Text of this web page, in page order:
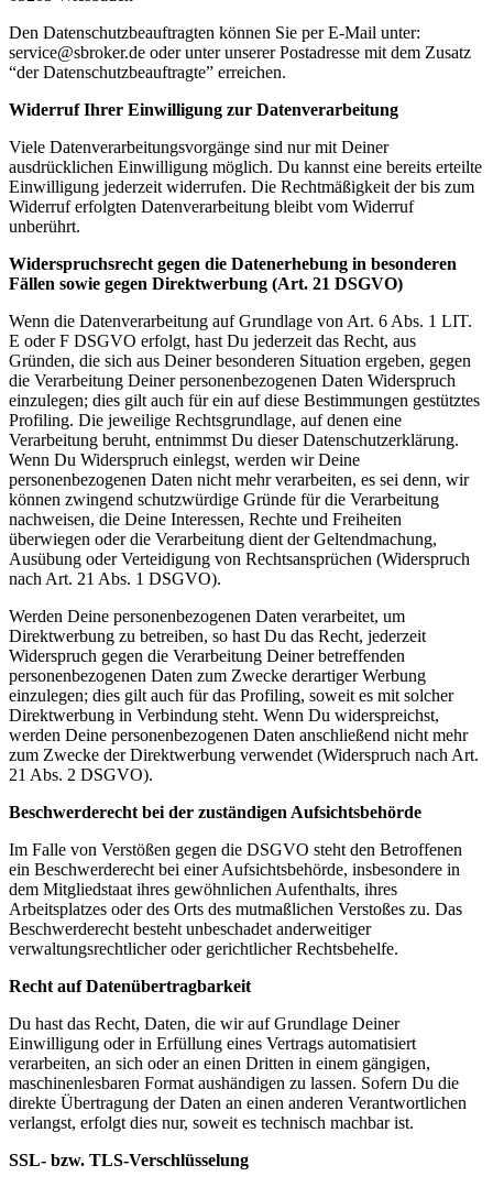
Den Datenschutzbeauftragten können Sie per E‑Mail unter:
service@sbroker.de oder unter unserer Postadresse mit dem Zusatz
“der Datenschutzbeauftragte” erreichen.
Widerruf Ihrer Einwilligung zur Datenverarbeitung
Viele Datenverarbeitungsvorgänge sind nur mit Deiner
ausdrücklichen Einwilligung möglich. Du kannst eine bereits erteilte
Einwilligung jederzeit widerrufen. Die Rechtmäßigkeit der bis zum
Widerruf erfolgten Datenverarbeitung bleibt vom Widerruf
unberührt.
Widerspruchsrecht gegen die Datenerhebung in besonderen
Fällen sowie gegen Direktwerbung (Art. 21 DSGVO)
Wenn die Datenverarbeitung auf Grundlage von Art. 6 Abs. 1 LIT.
E oder F DSGVO erfolgt, hast Du jederzeit das Recht, aus
Gründen, die sich aus Deiner besonderen Situation ergeben, gegen
die Verarbeitung Deiner personenbezogenen Daten Widerspruch
einzulegen; dies gilt auch für ein auf diese Bestimmungen gestütztes
Profiling. Die jeweilige Rechtsgrundlage, auf denen eine
Verarbeitung beruht, entnimmst Du dieser Datenschutzerklärung.
Wenn Du Widerspruch einlegst, werden wir Deine
personenbezogenen Daten nicht mehr verarbeiten, es sei denn, wir
können zwingend schutzwürdige Gründe für die Verarbeitung
nachweisen, die Deine Interessen, Rechte und Freiheiten
überwiegen oder die Verarbeitung dient der Geltendmachung,
Ausübung oder Verteidigung von Rechtsansprüchen (Widerspruch
nach Art. 21 Abs. 1 DSGVO).
Werden Deine personenbezogenen Daten verarbeitet, um
Direktwerbung zu betreiben, so hast Du das Recht, jederzeit
Widerspruch gegen die Verarbeitung Deiner betreffenden
personenbezogenen Daten zum Zwecke derartiger Werbung
einzulegen; dies gilt auch für das Profiling, soweit es mit solcher
Direktwerbung in Verbindung steht. Wenn Du widerspreichst,
werden Deine personenbezogenen Daten anschließend nicht mehr
zum Zwecke der Direktwerbung verwendet (Widerspruch nach Art.
21 Abs. 2 DSGVO).
Beschwerderecht bei der zuständigen Aufsichtsbehörde
Im Falle von Verstößen gegen die DSGVO steht den Betroffenen
ein Beschwerderecht bei einer Aufsichtsbehörde, insbesondere in
dem Mitgliedstaat ihres gewöhnlichen Aufenthalts, ihres
Arbeitsplatzes oder des Orts des mutmaßlichen Verstoßes zu. Das
Beschwerderecht besteht unbeschadet anderweitiger
verwaltungsrechtlicher oder gerichtlicher Rechtsbehelfe.
Recht auf Datenübertragbarkeit
Du hast das Recht, Daten, die wir auf Grundlage Deiner
Einwilligung oder in Erfüllung eines Vertrags automatisiert
verarbeiten, an sich oder an einen Dritten in einem gängigen,
maschinenlesbaren Format aushändigen zu lassen. Sofern Du die
direkte Übertragung der Daten an einen anderen Verantwortlichen
verlangst, erfolgt dies nur, soweit es technisch machbar ist.
SSL- bzw. TLS-Verschlüsselung